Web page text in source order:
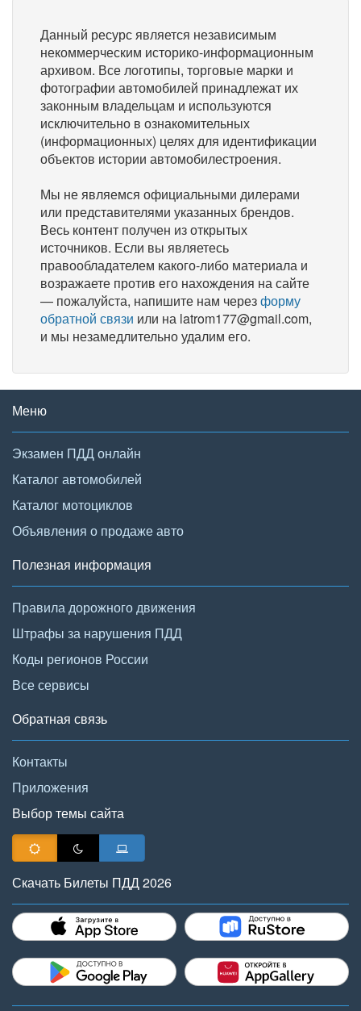
Данный ресурс является независимым
некоммерческим историко-информационным
архивом. Все логотипы, торговые марки и
фотографии автомобилей принадлежат их
законным владельцам и используются
исключительно в ознакомительных
(информационных) целях для идентификации
объектов истории автомобилестроения.
Мы не являемся официальными дилерами
или представителями указанных брендов.
Весь контент получен из открытых
источников. Если вы являетесь
правообладателем какого-либо материала и
возражаете против его нахождения на сайте
— пожалуйста, напишите нам черезформу
обратной связи или на latrom177@gmail.com,
и мы незамедлительно удалим его.
Меню
Экзамен ПДД онлайн
Каталог автомобилей
Каталог мотоциклов
Объявления о продаже авто
Полезная информация
Правила дорожного движения
Штрафы за нарушения ПДД
Коды регионов России
Все сервисы
Обратная связь
Контакты
Приложения
Выбор темы сайта
Скачать Билеты ПДД 2026